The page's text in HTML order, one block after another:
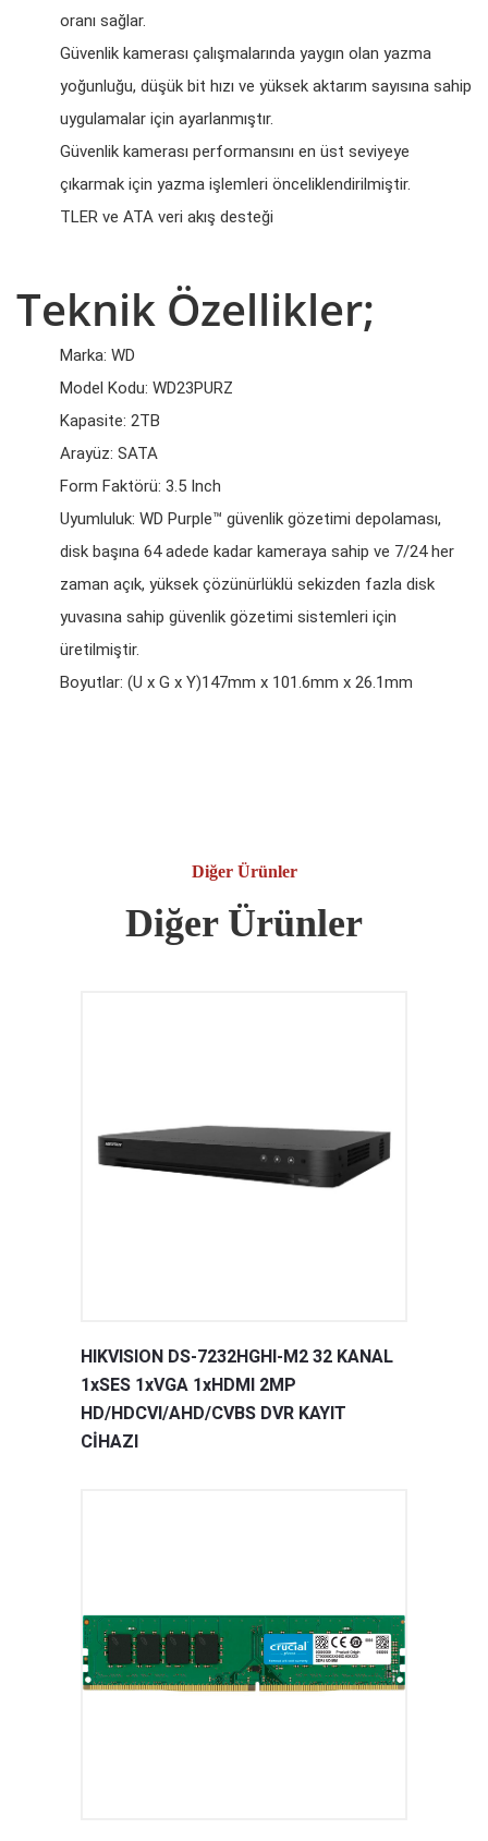
oranı sağlar.
Güvenlik kamerası çalışmalarında yaygın olan yazma
yoğunluğu, düşük bit hızı ve yüksek aktarım sayısına sahip
uygulamalar için ayarlanmıştır.
Güvenlik kamerası performansını en üst seviyeye
çıkarmak için yazma işlemleri önceliklendirilmiştir.
TLER ve ATA veri akış desteği
Teknik Özellikler;
Marka: WD
Model Kodu: WD23PURZ
Kapasite: 2TB
Arayüz: SATA
Form Faktörü: 3.5 Inch
Uyumluluk: WD Purple™ güvenlik gözetimi depolaması,
disk başına 64 adede kadar kameraya sahip ve 7/24 her
zaman açık, yüksek çözünürlüklü sekizden fazla disk
yuvasına sahip güvenlik gözetimi sistemleri için
üretilmiştir.
Boyutlar: (U x G x Y)147mm x 101.6mm x 26.1mm
Diğer Ürünler
Diğer Ürünler
HIKVISION DS-7232HGHI-M2 32 KANAL
1xSES 1xVGA 1xHDMI 2MP
HD/HDCVI/AHD/CVBS DVR KAYIT
CİHAZI